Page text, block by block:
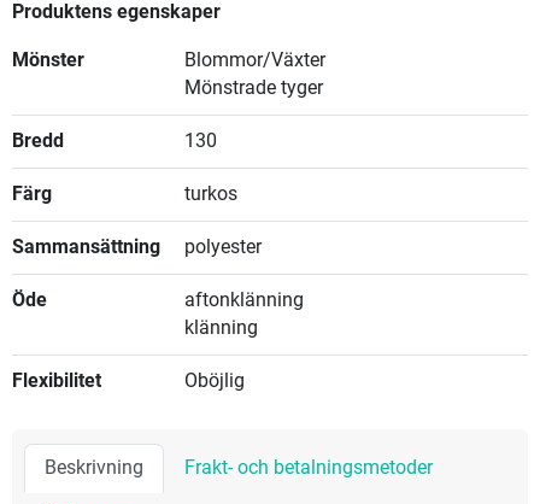
Produktens egenskaper
Mönster
Blommor/Växter
Mönstrade tyger
Bredd 130
Färg turkos
Sammansättning polyester
Öde
aftonklänning
klänning
Flexibilitet Oböjlig
Beskrivning Frakt- och betalningsmetoder